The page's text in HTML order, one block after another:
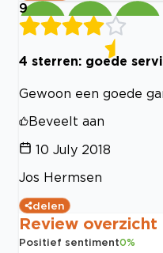
9
4 sterren: goede
Gewoon een goede
Beveelt aan
10 July 2018
Jos Hermsen
delen
Review overzicht
Positief sentiment0%